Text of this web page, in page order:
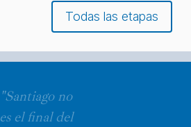
Todas las etapas
"Santiago no
es el final del